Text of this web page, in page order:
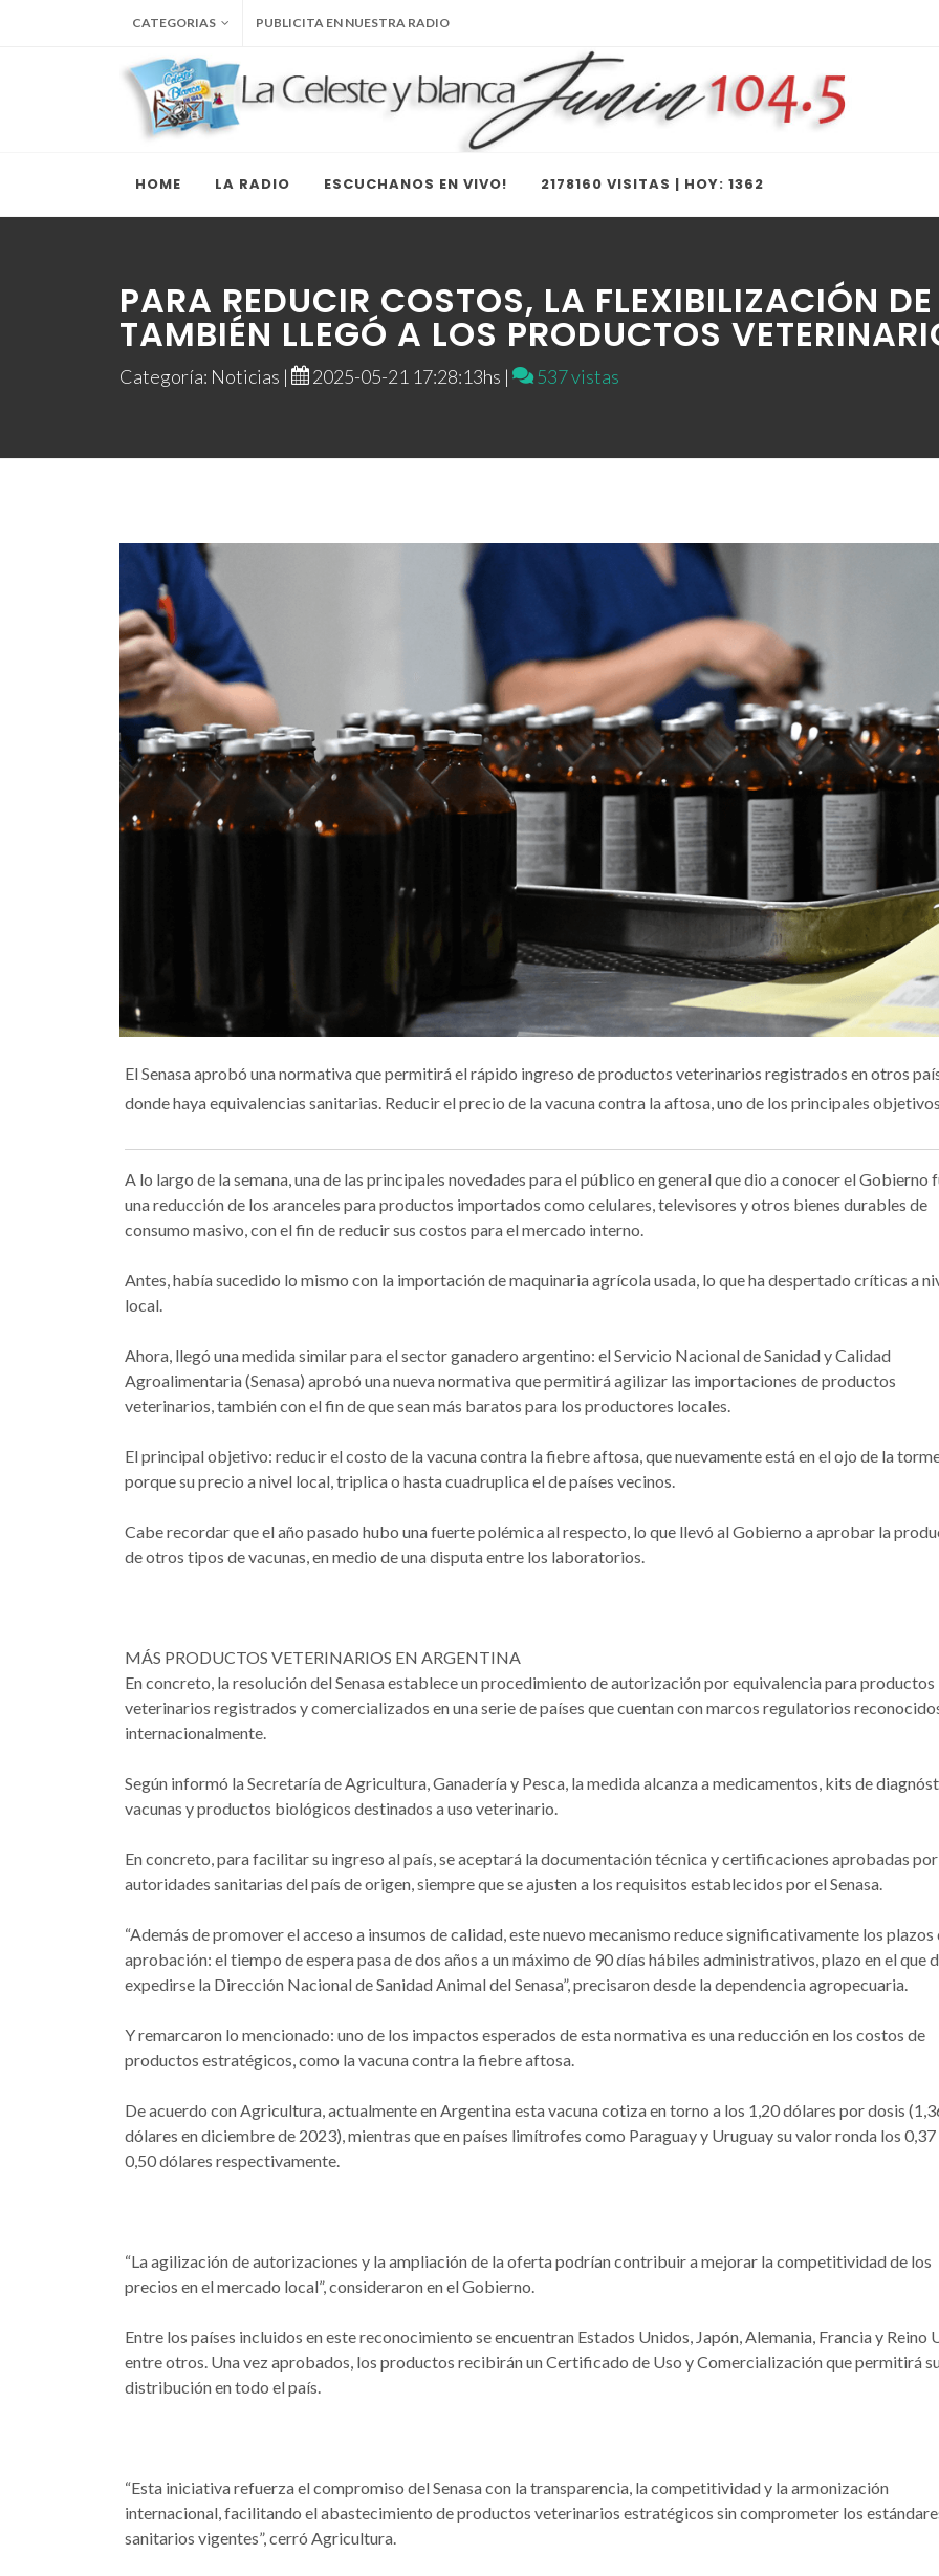
CATEGORIAS PUBLICITA EN NUESTRA RADIO
HOME LA RADIO ESCUCHANOS EN VIVO! 2178160 VISITAS | HOY: 1362
PARA REDUCIR COSTOS, LA FLEXIBILIZACIÓN
TAMBIÉN LLEGÓ A LOS PRODUCTOS
Categoría: Noticias | 2025-05-21 17:28:13hs | 537 vistas
El Senasa aprobó una normativa que permitirá el rápido ingreso de productos veterinarios registrados en otros
donde haya equivalencias sanitarias. Reducir el precio de la vacuna contra la aftosa, uno de los principales objetivos.
A lo largo de la semana, una de las principales novedades para el público en general que dio a conocer el Gobierno
una reducción de los aranceles para productos importados como celulares, televisores y otros bienes durables de
consumo masivo, con el fin de reducir sus costos para el mercado interno.
Antes, había sucedido lo mismo con la importación de maquinaria agrícola usada, lo que ha despertado críticas a
local.
Ahora, llegó una medida similar para el sector ganadero argentino: el Servicio Nacional de Sanidad y Calidad
Agroalimentaria (Senasa) aprobó una nueva normativa que permitirá agilizar las importaciones de productos
veterinarios, también con el fin de que sean más baratos para los productores locales.
El principal objetivo: reducir el costo de la vacuna contra la fiebre aftosa, que nuevamente está en el ojo de la
porque su precio a nivel local, triplica o hasta cuadruplica el de países vecinos.
Cabe recordar que el año pasado hubo una fuerte polémica al respecto, lo que llevó al Gobierno a aprobar la
de otros tipos de vacunas, en medio de una disputa entre los laboratorios.
MÁS PRODUCTOS VETERINARIOS EN ARGENTINA
En concreto, la resolución del Senasa establece un procedimiento de autorización por equivalencia para productos
veterinarios registrados y comercializados en una serie de países que cuentan con marcos regulatorios
internacionalmente.
Según informó la Secretaría de Agricultura, Ganadería y Pesca, la medida alcanza a medicamentos, kits de
vacunas y productos biológicos destinados a uso veterinario.
En concreto, para facilitar su ingreso al país, se aceptará la documentación técnica y certificaciones aprobadas por
autoridades sanitarias del país de origen, siempre que se ajusten a los requisitos establecidos por el Senasa.
“Además de promover el acceso a insumos de calidad, este nuevo mecanismo reduce significativamente los plazos
aprobación: el tiempo de espera pasa de dos años a un máximo de 90 días hábiles administrativos, plazo en el que
expedirse la Dirección Nacional de Sanidad Animal del Senasa”, precisaron desde la dependencia agropecuaria.
Y remarcaron lo mencionado: uno de los impactos esperados de esta normativa es una reducción en los costos de
productos estratégicos, como la vacuna contra la fiebre aftosa.
De acuerdo con Agricultura, actualmente en Argentina esta vacuna cotiza en torno a los 1,20 dólares por dosis
dólares en diciembre de 2023), mientras que en países limítrofes como Paraguay y Uruguay su valor ronda los 0,37
0,50 dólares respectivamente.
“La agilización de autorizaciones y la ampliación de la oferta podrían contribuir a mejorar la competitividad de los
precios en el mercado local”, consideraron en el Gobierno.
Entre los países incluidos en este reconocimiento se encuentran Estados Unidos, Japón, Alemania, Francia y Reino
entre otros. Una vez aprobados, los productos recibirán un Certificado de Uso y Comercialización que permitirá
distribución en todo el país.
“Esta iniciativa refuerza el compromiso del Senasa con la transparencia, la competitividad y la armonización
internacional, facilitando el abastecimiento de productos veterinarios estratégicos sin comprometer los
sanitarios vigentes”, cerró Agricultura.